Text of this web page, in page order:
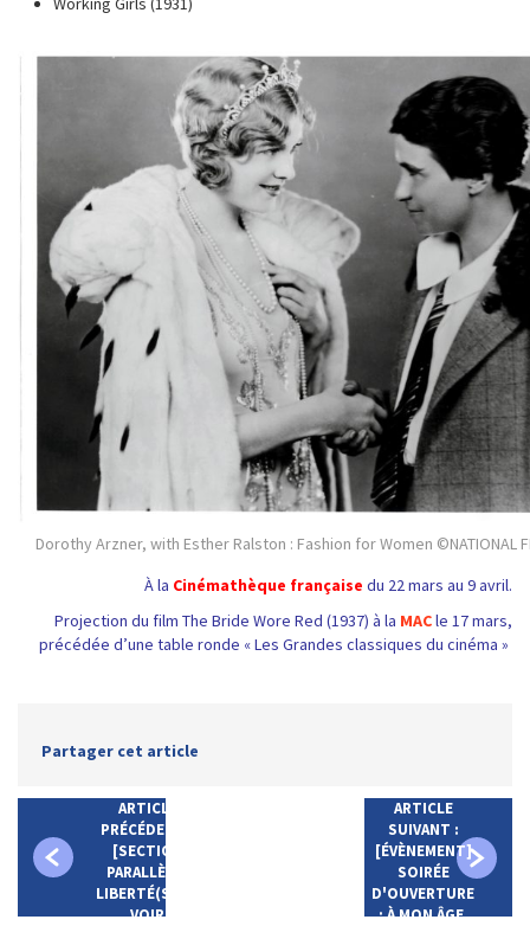
Dorothy Arzner, with Esther Ralston : Fashion for Women ©NATIONAL
À la Cinémathèque française du 22 mars au 9 avril.
Projection du film The Bride Wore Red (1937) à la MACle 17 mars,
précédée d’une table ronde « Les Grandes classiques du cinéma »
Partager cet article
ARTICLE
PRÉCÉDENT :
[SECTION
PARALLÈLE]
LIBERTÉ(S) DE
VOIR
ARTICLE
SUIVANT :
[ÉVÈNEMENT]
SOIRÉE
D'OUVERTURE
: À MON ÂGE,